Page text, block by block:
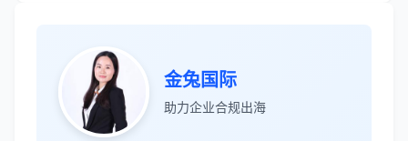
金兔国际
助力企业合规出海